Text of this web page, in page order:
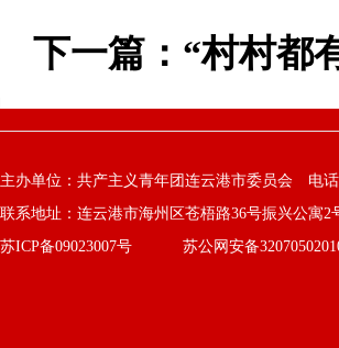
下一篇： “村村都
主办单位：共产主义青年团连云港市委员会 电话
联系地址：连云港市海州区苍梧路36号振兴公寓
苏ICP备09023007号
苏公网安备